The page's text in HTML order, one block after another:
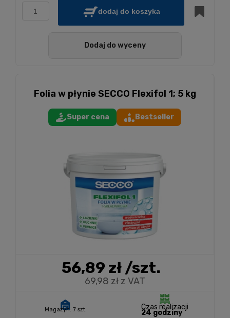
dodaj do koszyka
Dodaj do wyceny
Folia w płynie SECCO Flexifol 1; 5 kg
Super cena Bestseller
56,89 zł/szt.
69,98 zł z VAT
Magazyn: 7 szt. Czas realizacji
24 godziny